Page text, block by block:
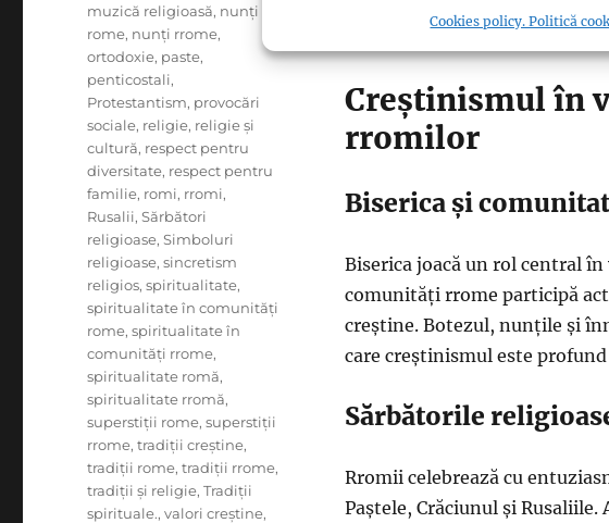
Cookies policy. Politică
cu credințele creștine.
Creștinismul în
rromilor
Biserica și
Biserica joacă un rol central
comunități rrome participă
creștine. Botezul, nunțile și
care creștinismul este
Sărbătorile
Rromii celebrează cu
Paștele, Crăciunul și Rusaliile.
muzică religioasă, nunți
rome, nunți rrome,
ortodoxie, paste,
penticostali,
Protestantism, provocări
sociale, religie, religie și
cultură, respect pentru
diversitate, respect pentru
familie, romi, rromi,
Rusalii,Sărbători
religioase,Simboluri
religioase,sincretism
religios,spiritualitate,
spiritualitate în comunități
rome,spiritualitate în
comunități rrome,
spiritualitate romă,
spiritualitate rromă,
superstiții rome,superstiții
rrome,tradiții creștine,
tradiții rome,tradiții rrome,
tradiții și religie,Tradiții
spirituale.,valori creștine,